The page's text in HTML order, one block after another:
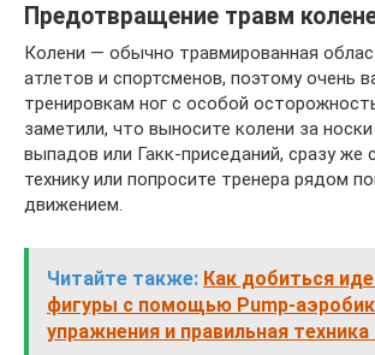
Предотвращение травм
Колени — обычно травмированная
атлетов и спортсменов, поэтому очень
тренировкам ног с особой
заметили, что выносите колени за
выпадов или Гакк-приседаний, сразу же
технику или попросите тренера рядом
движением.
Читайте также: Как добиться
фигуры с помощью Pump-
упражнения и правильная